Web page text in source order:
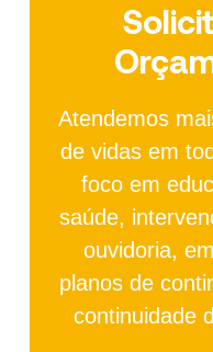
Atendemos
de vidas em
foco em
saúde,
ouvidoria,
planos de
continuidade